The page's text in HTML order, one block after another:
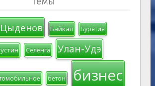
Байкал Бурятия
Селенга Улан-Удэ
бетон бизнес